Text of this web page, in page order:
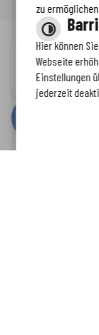
Inhalt-
Immer auf
www.enkreis.de
zu
Hier können
Webseite
Einstellungen
jederzeit